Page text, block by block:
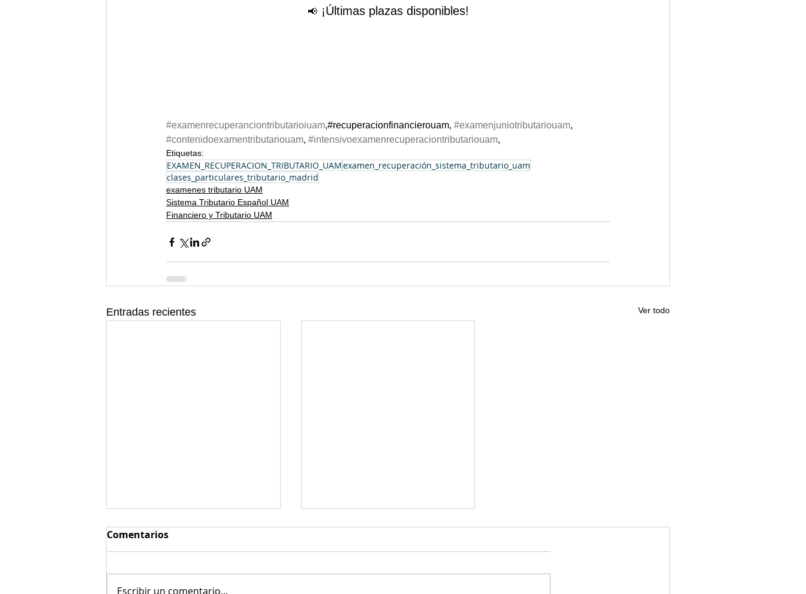
📢 ¡Últimas plazas disponibles!
#examenrecuperanciontributarioiuam,#recuperacionfinancierouam, #examenjuniotributariouam,
#contenidoexamentributariouam, #intensivoexamenrecuperaciontributariouam,
Etiquetas:
EXAMEN_RECUPERACION_TRIBUTARIO_UAMexamen_recuperación_sistema_tributario_uam
clases_particulares_tributario_madrid
examenes tributario UAM
Sistema Tributario Español UAM
Financiero y Tributario UAM
Entradas recientes Ver todo
Comentarios
Escribir un comentario...